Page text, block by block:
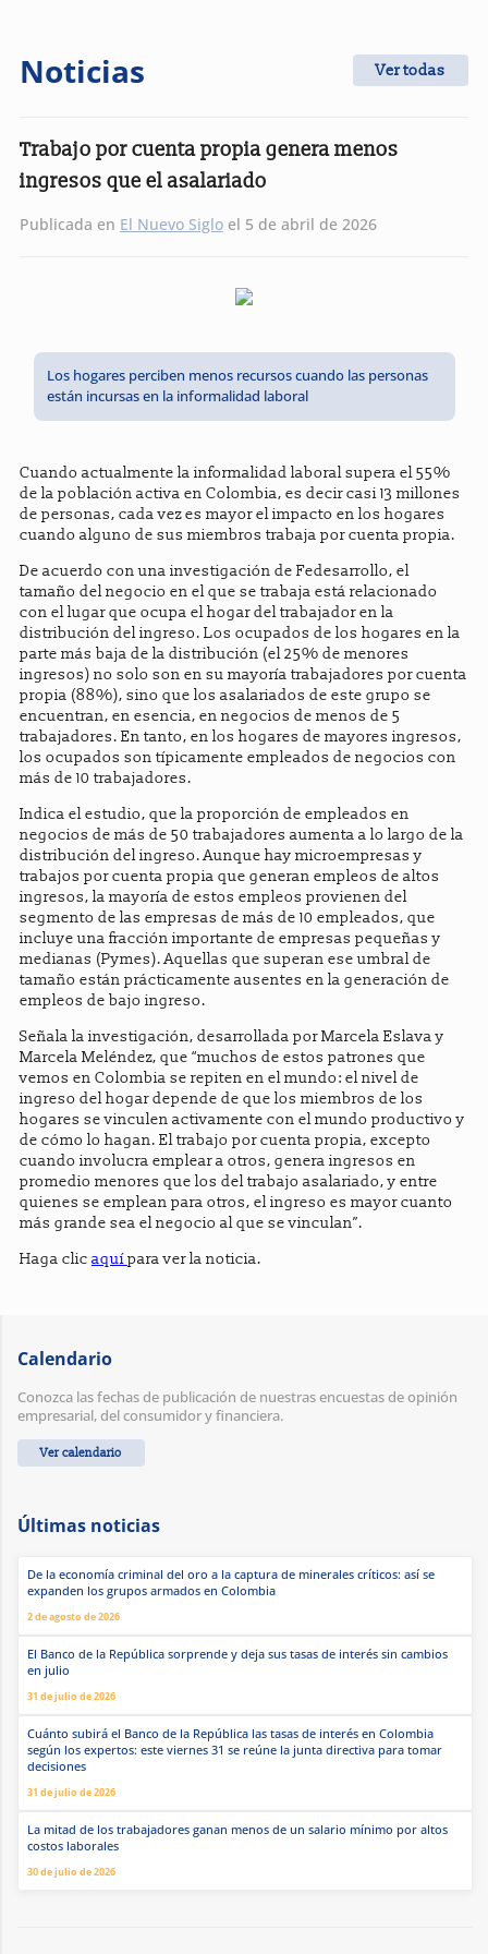
Noticias Ver todas
Trabajo por cuenta propia genera menos
ingresos que el asalariado
Publicada en El Nuevo Sigloel 5 de abril de 2026
Los hogares perciben menos recursos cuando las personas
están incursas en la informalidad laboral
Cuando actualmente la informalidad laboral supera el 55%
de la población activa en Colombia, es decir casi 13 millones
de personas, cada vez es mayor el impacto en los hogares
cuando alguno de sus miembros trabaja por cuenta propia.
De acuerdo con una investigación de Fedesarrollo, el
tamaño del negocio en el que se trabaja está relacionado
con el lugar que ocupa el hogar del trabajador en la
distribución del ingreso. Los ocupados de los hogares en la
parte más baja de la distribución (el 25% de menores
ingresos) no solo son en su mayoría trabajadores por cuenta
propia (88%), sino que los asalariados de este grupo se
encuentran, en esencia, en negocios de menos de 5
trabajadores. En tanto, en los hogares de mayores ingresos,
los ocupados son típicamente empleados de negocios con
más de 10 trabajadores.
Indica el estudio, que la proporción de empleados en
negocios de más de 50 trabajadores aumenta a lo largo de la
distribución del ingreso. Aunque hay microempresas y
trabajos por cuenta propia que generan empleos de altos
ingresos, la mayoría de estos empleos provienen del
segmento de las empresas de más de 10 empleados, que
incluye una fracción importante de empresas pequeñas y
medianas (Pymes). Aquellas que superan ese umbral de
tamaño están prácticamente ausentes en la generación de
empleos de bajo ingreso.
Señala la investigación, desarrollada por Marcela Eslava y
Marcela Meléndez, que “muchos de estos patrones que
vemos en Colombia se repiten en el mundo: el nivel de
ingreso del hogar depende de que los miembros de los
hogares se vinculen activamente con el mundo productivo y
de cómo lo hagan. El trabajo por cuenta propia, excepto
cuando involucra emplear a otros, genera ingresos en
promedio menores que los del trabajo asalariado, y entre
quienes se emplean para otros, el ingreso es mayor cuanto
más grande sea el negocio al que se vinculan”.
Haga clic aquípara ver la noticia.
Calendario
Conozca las fechas de publicación de nuestras encuestas de opinión
empresarial, del consumidor y financiera.
Ver calendario
Últimas noticias
De la economía criminal del oro a la captura de minerales críticos: así se
expanden los grupos armados en Colombia
2 de agosto de 2026
El Banco de la República sorprende y deja sus tasas de interés sin cambios
en julio
31 de julio de 2026
Cuánto subirá el Banco de la República las tasas de interés en Colombia
según los expertos: este viernes 31 se reúne la junta directiva para tomar
decisiones
31 de julio de 2026
La mitad de los trabajadores ganan menos de un salario mínimo por altos
costos laborales
30 de julio de 2026